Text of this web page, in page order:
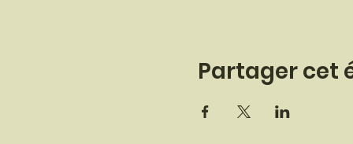
Partager cet